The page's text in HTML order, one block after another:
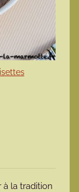
à la tradition